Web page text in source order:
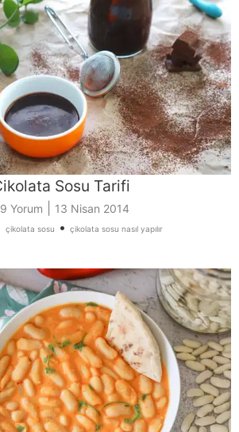
Sosu Tarifi
Yorum 13 Nisan 2014
çikolata sosu • çikolata sosu nasıl yapılır